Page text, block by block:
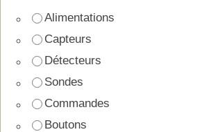
Alimentations
Capteurs
Détecteurs
Sondes
Commandes
Boutons